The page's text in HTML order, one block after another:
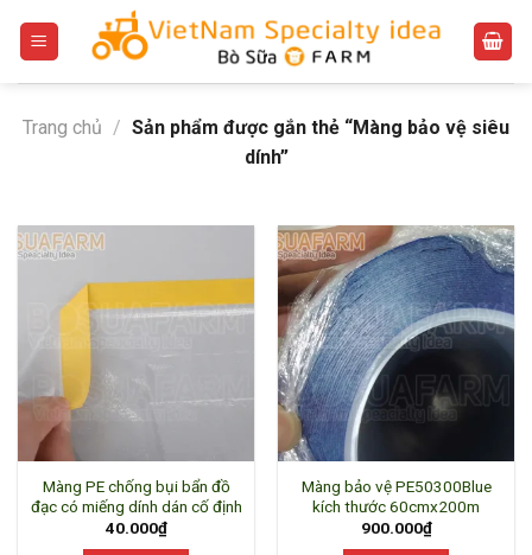
Trang chủ / Sản phẩm được gắn thẻ “Màng bảo vệ siêu
dính”
Màng PE chống bụi bẩn đồ
đạc có miếng dính dán cố định
40.000₫
Màng bảo vệ PE50300Blue
kích thước 60cmx200m
900.000₫